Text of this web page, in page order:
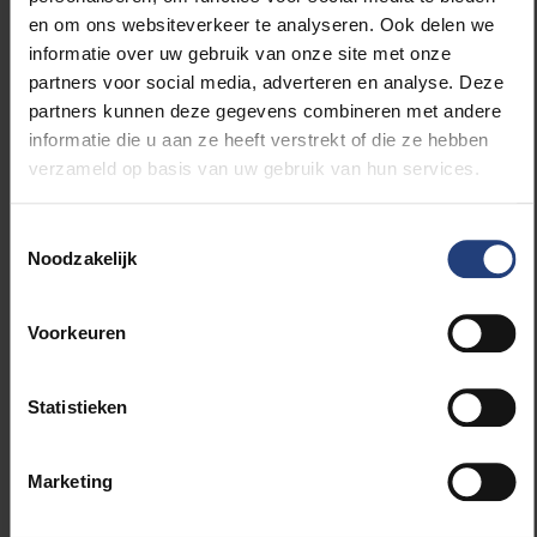
en om ons websiteverkeer te analyseren. Ook delen we
informatie over uw gebruik van onze site met onze
partners voor social media, adverteren en analyse. Deze
partners kunnen deze gegevens combineren met andere
informatie die u aan ze heeft verstrekt of die ze hebben
verzameld op basis van uw gebruik van hun services.
Noodzakelijk
Voorkeuren
Statistieken
Marketing
koloniseren en je ziek maakt. Het uitgangspunt
daarbij is dat sommige mensen bacteriën hebben die
in competitie treden met campylobacter,
bijvoorbeeld doordat ze dezelfde nutrienten
gebruiken als campylobacter, of stoffen produceren
waar campylobact niet goed tegen kan, waardoor
microbiële alternatieven voor antibiotica nog altijd
momenteel nog niet over adequate methoden om
potentiële kandidaten te selecteren. En daar wil ik